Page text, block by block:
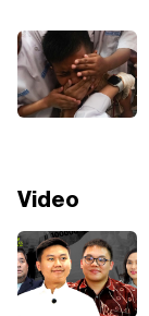
Video